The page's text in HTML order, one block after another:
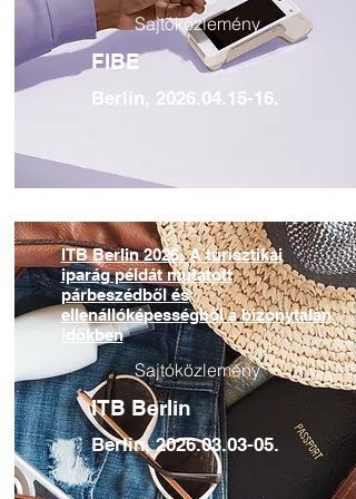
Sajtóközlemény
FIBE
Berlin, 2026.04.15-16.
ITB Berlin 2026: A turisztikai
iparág példát mutatott
párbeszédből és
ellenállóképességből a bizonytalan
időkben
Sajtóközlemény
ITB Berlin
Berlin,2026.03.03-05.